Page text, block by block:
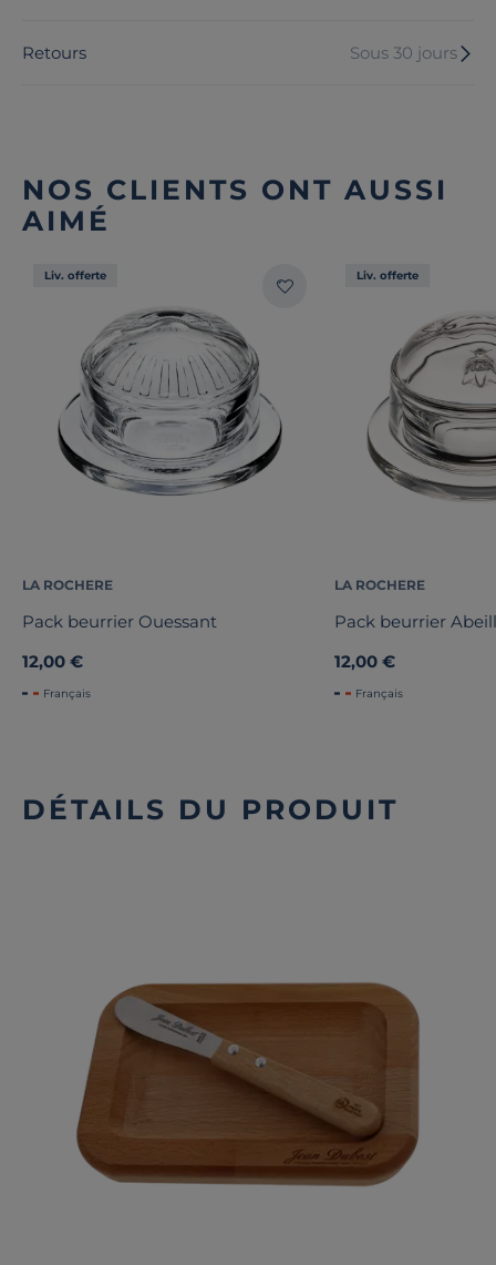
Retours Sous 30 jours
NOS CLIENTS ONT AUSSI
AIMÉ
Liv. offerte
LA ROCHERE
Pack beurrier Ouessant
12,00 €
Français
Liv. offerte
LA ROCHERE
Pack beurrier
12,00 €
Français
DÉTAILS DU PRODUIT